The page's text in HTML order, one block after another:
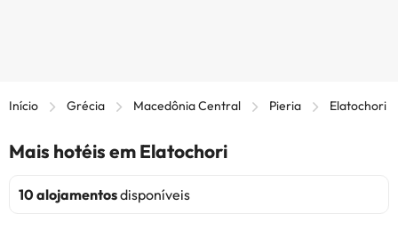
Início Grécia Macedônia Central Pieria Elatochori
Mais hotéis em Elatochori
10 alojamentosdisponíveis